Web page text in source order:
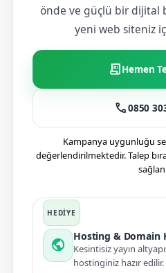
önde ve güçlü bir dijital
yeni web siteniz
receipt_longHemen
call0850
Kampanya uygunluğu
değerlendirilmektedir. Talep
public
Hosting & Domain
Kesintisiz yayın
hostinginiz hazır edilir.